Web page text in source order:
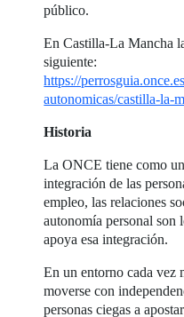
público.
En Castilla-La Mancha
siguiente:
https://
autonomicas/castilla-la-
Historia
La ONCE tiene como
integración de las
empleo, las relaciones
autonomía personal son
apoya esa integración.
En un entorno cada vez
moverse con
personas ciegas a